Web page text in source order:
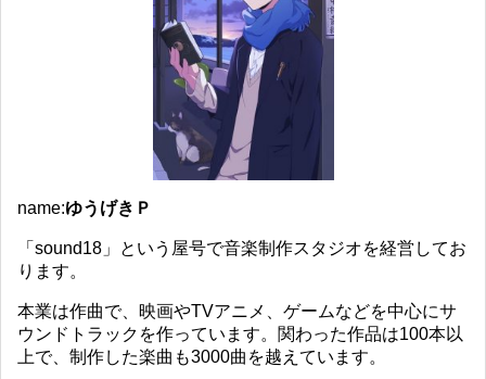
name:ゆうげきＰ
「sound18」という屋号で音楽制作スタジオを経営してお
ります。
本業は作曲で、映画やTVアニメ、ゲームなどを中心にサ
ウンドトラックを作っています。関わった作品は100本以
上で、制作した楽曲も3000曲を越えています。